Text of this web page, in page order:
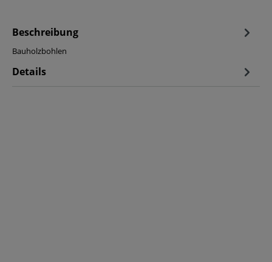
Beschreibung
Bauholzbohlen
Details